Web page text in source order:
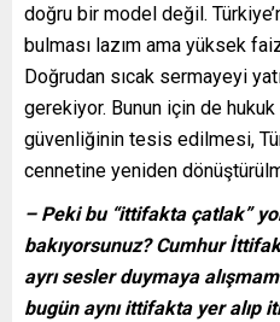
doğru bir model değil.
bulması lazım ama yüksek
Doğrudan sıcak sermayeyi
gerekiyor. Bunun için de
güvenliğinin tesis edilmesi,
cennetine yeniden
– Peki bu “ittifakta çatlak”
bakıyorsunuz? Cumhur
ayrı sesler duymaya
bugün aynı ittifakta yer alıp